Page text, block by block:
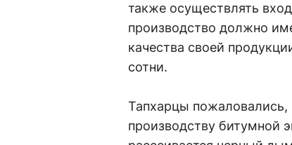
также осуществлять
производство должно
качества своей
сотни.
Тапхарцы пожаловались,
производству битумной